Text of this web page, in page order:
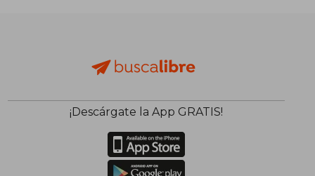
¡Descárgate la App GRATIS!